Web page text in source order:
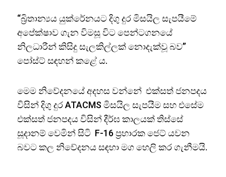
“බ්‍රිතාන්‍යය යුක්රේනයට දිගු දුර මිසයිල සැපයීමේ
අපේක්ෂාව ගැන විමසූ විට පෙන්ටගනයේ
නිලධාරීන් කිසිදු සැලකිල්ලක් නොදැක්වූ බව”
පෝස්ට් සඳහන් කළේ ය.
මෙම නිවේදනයේ අදහස වන්නේ එක්සත් ජනපදය
විසින් දිගු දුර ATACMS මිසයිල සැපයීම සහ එසේම
එක්සත් ජනපදය විසින් දීර්ඝ කාලයක් තිස්සේ
සූදානම් වෙමින් සිටි F-16 ප්‍රහාරක ජෙට් යවන
බවට කල නිවේදනය සඳහා මග හෙලි කර ගැනීමයි.